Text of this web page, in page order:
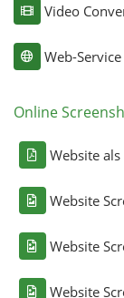
Video
Web-
Online
Website
Website
Website
Website